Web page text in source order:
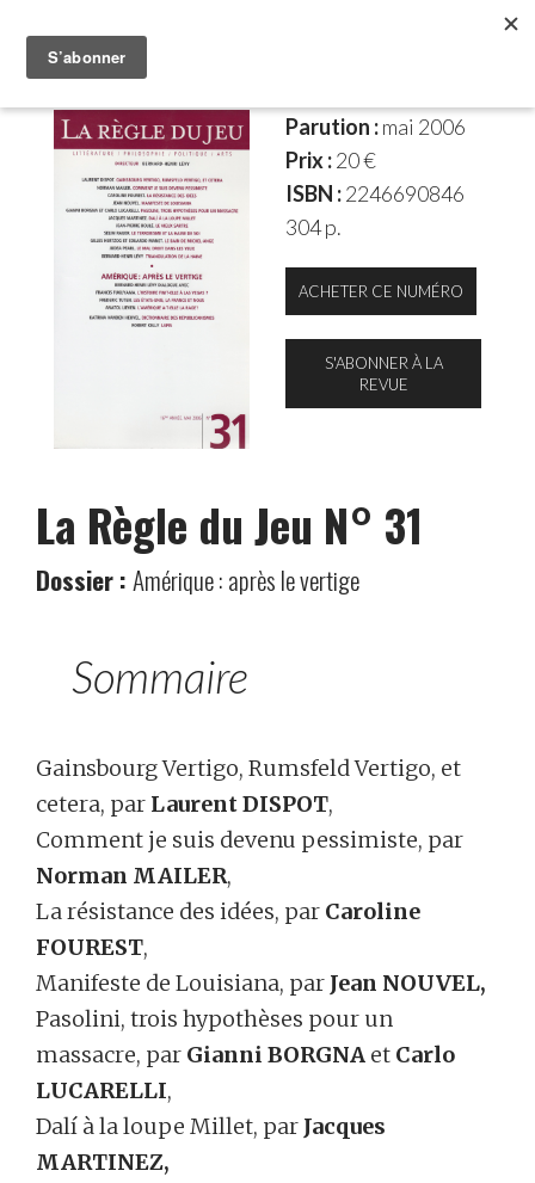
Parution :mai 2006
Prix :20 €
ISBN :2246690846
304 p.
ACHETER CE NUMÉRO
S'ABONNER À LA
REVUE
La Règle du Jeu N° 31
Dossier :Amérique : après le vertige
Sommaire
Gainsbourg Vertigo, Rumsfeld Vertigo, et
cetera, par Laurent DISPOT,
Comment je suis devenu pessimiste, par
Norman MAILER,
La résistance des idées, par Caroline
FOUREST,
Manifeste de Louisiana, par Jean NOUVEL,
Pasolini, trois hypothèses pour un
massacre, par Gianni BORGNA et Carlo
LUCARELLI,
Dalí à la loupe Millet, par Jacques
MARTINEZ,